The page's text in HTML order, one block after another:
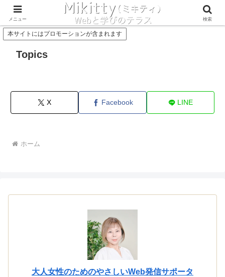
Concept Service
本サイトにはプロモーションが含まれます
Topics
X Facebook LINE
ホーム
大人女性のためのやさしいWeb発信サポータ
メニュー 検索